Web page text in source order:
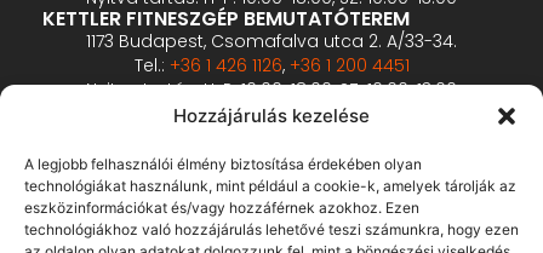
Hozzájárulás kezelése
A legjobb felhasználói élmény biztosítása érdekében olyan
technológiákat használunk, mint például a cookie-k, amelyek tárolják az
eszközinformációkat és/vagy hozzáférnek azokhoz. Ezen
technológiákhoz való hozzájárulás lehetővé teszi számunkra, hogy ezen
KETTLER FITNESZGÉP BEMUTATÓTEREM
1173 Budapest, Csomafalva utca 2. A/33-34.
Tel.: +36 1 426 1126, +36 1 200 4451
Nyitva tartás: H-P: 10:00-18:00, SZ: 10:00-13:00
PROFESSZIONÁLIS FITNESZGÉP BEMUTATÓTEREM
2360 Gyál, Vállalkozó u. 12.
Tel.: +36 1 900 0657
Nyitva tartás: előzetes bejelentkezés alapján
ÁSZF